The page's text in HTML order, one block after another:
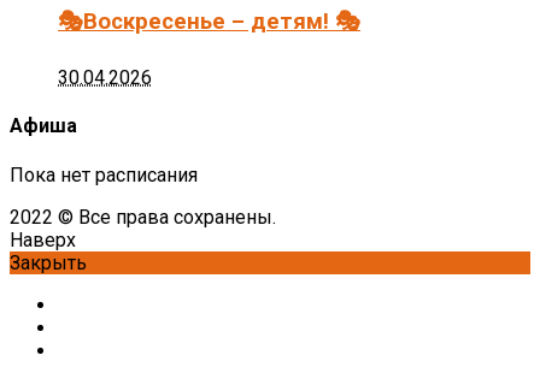
🎭Воскресенье – детям! 🎭
30.04.2026
Афиша
Пока нет расписания
2022 © Все права сохранены.
Наверх
Закрыть